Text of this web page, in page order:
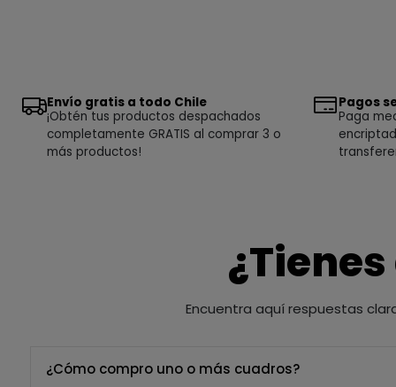
Envío gratis a todo Chile
¡Obtén tus productos despachados
completamente GRATIS al comprar 3 o
más productos!
Pagos
Paga
Encuentra aquí respuestas
¿Cómo compro uno o más cuadros?